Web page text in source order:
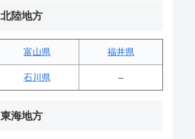
北陸地方
富山県 福井県
石川県 –
東海地方